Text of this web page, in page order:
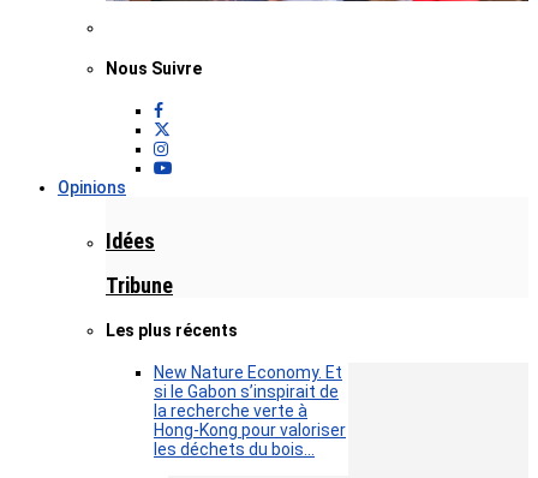
Nous Suivre
Opinions
Idées
Tribune
Les plus récents
New Nature Economy. Et
si le Gabon s’inspirait de
la recherche verte à
Hong-Kong pour valoriser
les déchets du bois…